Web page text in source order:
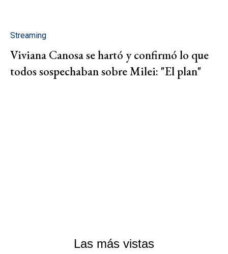
Streaming
Viviana Canosa se hartó y confirmó lo que
todos sospechaban sobre Milei: "El plan"
Las más vistas